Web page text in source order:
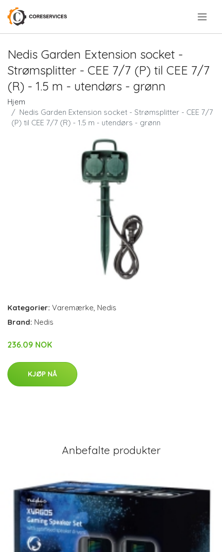
Nedis Garden Extension socket -
Strømsplitter - CEE 7/7 (P) til CEE 7/7
(R) - 1.5 m - utendørs - grønn
Hjem
Nedis Garden Extension socket - Strømsplitter - CEE 7/7
(P) til CEE 7/7 (R) - 1.5 m - utendørs - grønn
Kategorier: Varemærke Nedis
Brand: Nedis
236.09 NOK
KJØP NÅ
Anbefalte produkter